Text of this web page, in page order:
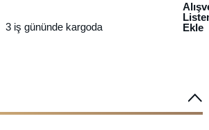
3 iş gününde kargoda
Ekle